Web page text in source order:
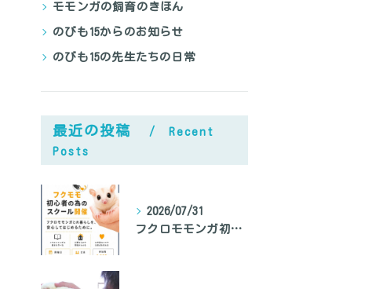
ポーチが不便？
あなたのフクロモモンガ鳴き声対策、間違ってませんか？
モモンガの飼育のきほん
のびも15からのお知らせ
のびも15の先生たちの日常
最近の投稿
Recent
Posts
2026/07/31
フクロモモンガ初心者向けのスクール開催